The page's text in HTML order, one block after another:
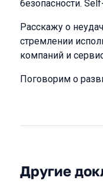
безопасности.
Расскажу о
стремлении
компаний и
Поговорим о
Другие